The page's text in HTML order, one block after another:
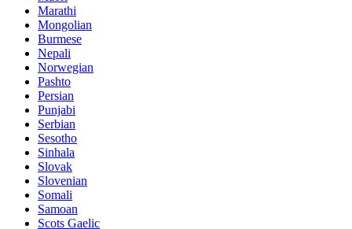
Marathi
Mongolian
Burmese
Nepali
Norwegian
Pashto
Persian
Punjabi
Serbian
Sesotho
Sinhala
Slovak
Slovenian
Somali
Samoan
Scots Gaelic